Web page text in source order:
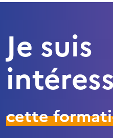
Je suis
cette